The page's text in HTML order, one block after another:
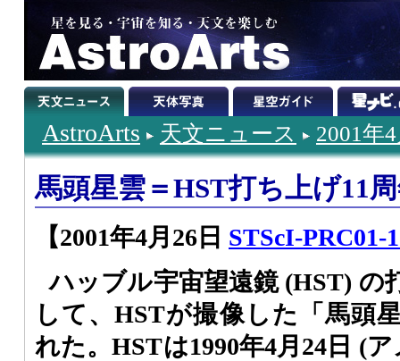
AstroArts 天文ニュース 2001年
馬頭星雲＝HST打ち上げ11
【2001年4月26日 STScI-PRC01-
ハッブル宇宙望遠鏡 (HST) の
して、HSTが撮像した「馬頭
れた。HSTは1990年4月24日 (